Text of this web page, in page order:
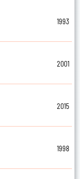
1993
2001
2015
1998